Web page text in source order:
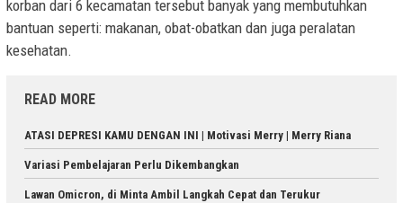
korban dari 6 kecamatan tersebut banyak yang membutuhkan
bantuan seperti: makanan, obat-obatkan dan juga peralatan
kesehatan.
READ MORE
ATASI DEPRESI KAMU DENGAN INI | Motivasi Merry | Merry Riana
Variasi Pembelajaran Perlu Dikembangkan
Lawan Omicron, di Minta Ambil Langkah Cepat dan Terukur